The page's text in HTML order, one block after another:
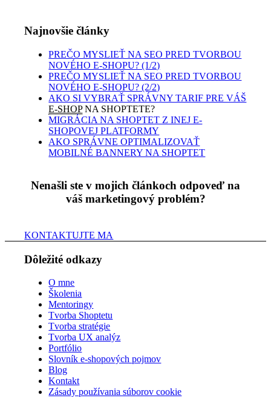
Najnovšie články
PREČO MYSLIEŤ NA SEO PRED TVORBOU
NOVÉHO E-SHOPU? (1/2)
PREČO MYSLIEŤ NA SEO PRED TVORBOU
NOVÉHO E-SHOPU? (2/2)
AKO SI VYBRAŤ SPRÁVNY TARIF PRE VÁŠ
E-SHOPNA SHOPTETE?
MIGRÁCIA NA SHOPTET Z INEJ E-
SHOPOVEJ PLATFORMY
AKO SPRÁVNE OPTIMALIZOVAŤ
MOBILNÉ BANNERY NA SHOPTET
Nenašli ste v mojich článkoch odpoveď na
váš marketingový problém?
KONTAKTUJTE MA
Dôležité odkazy
O mne
Školenia
Mentoringy
Tvorba Shoptetu
Tvorba stratégie
Tvorba UX analýz
Portfólio
Slovník e-shopových pojmov
Blog
Kontakt
Zásady používania súborov cookie